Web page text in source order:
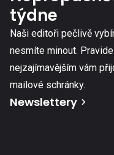
týdne
Naši editoři pečlivě
nesmíte minout.
nejzajímavějším vám
mailové schránky.
Newslettery